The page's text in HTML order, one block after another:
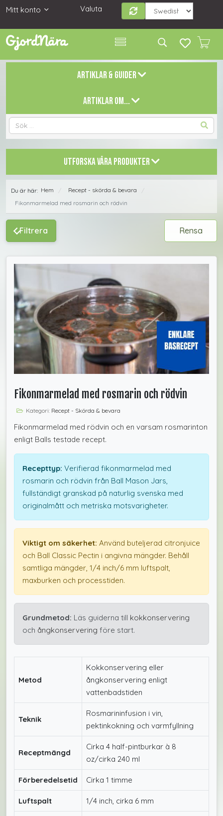
Mitt konto Valuta
ARTIKLAR & GUIDER
ARTIKLAR OM...
UTFORSKA VÅRA PRODUKTER
Du är här: Hem / Recept - skörda & bevara
/
Fikonmarmelad med rosmarin och rödvin
Filtrera Rensa
Fikonmarmelad med rosmarin och rödvin
Kategori: Recept - Skörda & bevara
Fikonmarmelad med rödvin och en varsam rosmarinton
enligt Balls testade recept.
Recepttyp: Verifierad fikonmarmelad med
rosmarin och rödvin från Ball Mason Jars,
fullständigt granskad på naturlig svenska med
originalmått och metriska motsvarigheter.
Viktigt om säkerhet: Använd buteljerad citronjuice
och Ball Classic Pectin i angivna mängder. Behåll
samtliga mängder, 1/4 inch/6 mm luftspalt,
maxburken och processtiden.
Grundmetod: Läs guiderna till kokkonservering
och ångkonservering före start.
Metod
Kokkonservering eller
ångkonservering enligt
vattenbadstiden
Teknik
Rosmarininfusion i vin,
pektinkokning och varmfyllning
Receptmängd
Cirka 4 half-pintburkar à 8
oz/cirka 240 ml
Förberedelsetid Cirka 1 timme
Luftspalt 1/4 inch, cirka 6 mm